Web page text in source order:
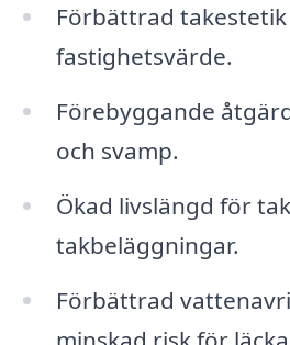
Förbättrad takestetik
fastighetsvärde.
Förebyggande
och svamp.
Ökad livslängd för
takbeläggningar.
Förbättrad